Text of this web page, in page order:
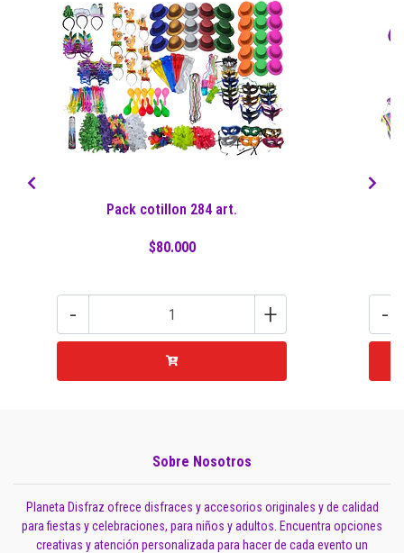
Pack cotillon 284 art.
$80.000
- + -
Sobre Nosotros
Planeta Disfraz ofrece disfraces y accesorios originales y de calidad
para fiestas y celebraciones, para niños y adultos. Encuentra opciones
creativas y atención personalizada para hacer de cada evento un